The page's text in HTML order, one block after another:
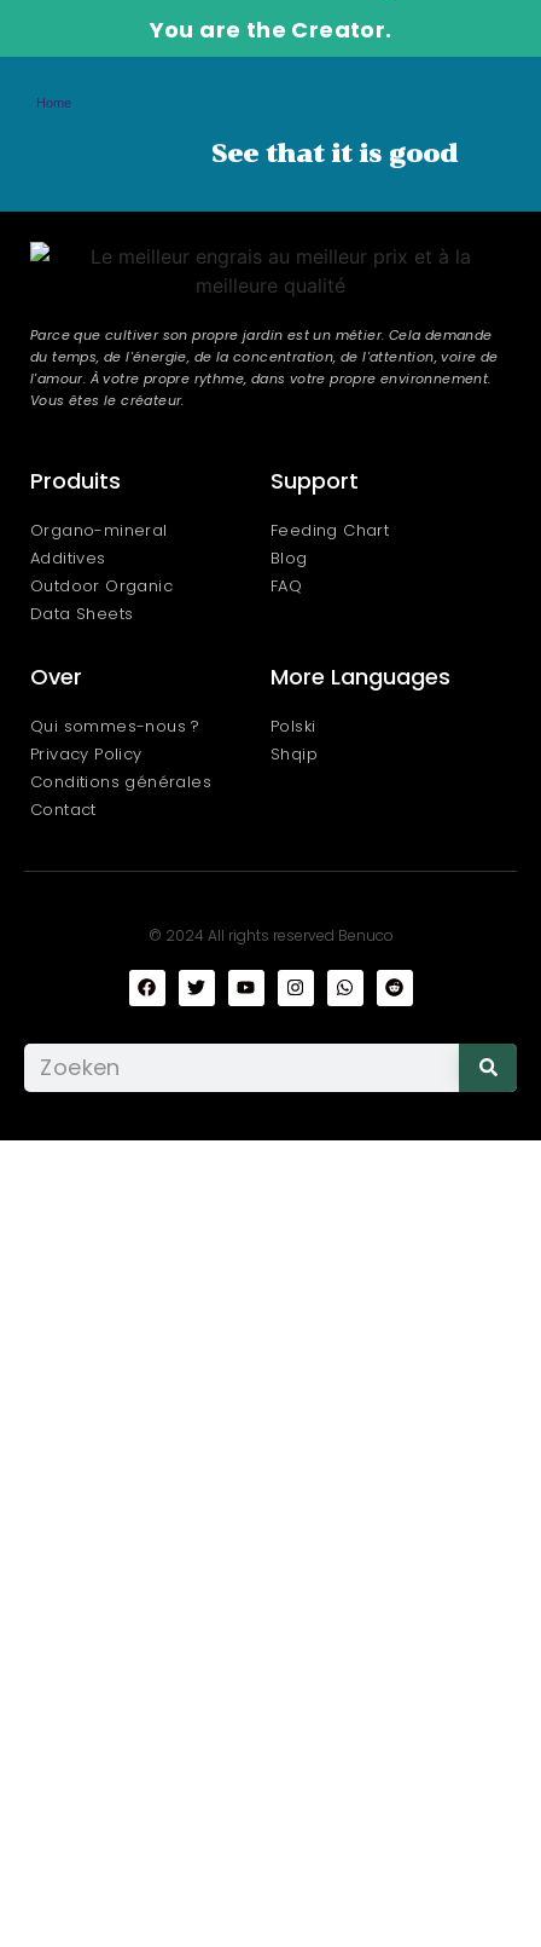
You are the Creator.
Home
See that it is good
Parce que cultiver son propre jardin est un métier. Cela demande
du temps, de l'énergie, de la concentration, de l'attention, voire de
l'amour. À votre propre rythme, dans votre propre environnement.
Vous êtes le créateur.
Produits
Organo-mineral
Additives
Outdoor Organic
Data Sheets
Support
Feeding Chart
Blog
FAQ
Over
Qui sommes-nous ?
Privacy Policy
Conditions générales
Contact
More Languages
Polski
Shqip
© 2024 All rights reserved Benuco